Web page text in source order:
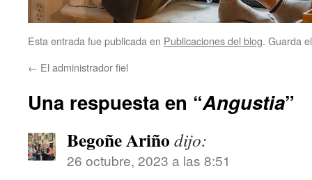
Esta entrada fue publicada en Publicaciones del blog. Guarda
← El administrador fiel
Una respuesta en “Angustia”
Begoñe Ariño dijo:
26 octubre, 2023 a las 8:51